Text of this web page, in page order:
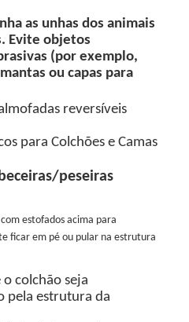
as unhas dos animais
Evite objetos
(por exemplo,
mantas ou capas para
reversíveis
para Colchões e Camas
peseiras
estofados acima para
ficar em pé ou pular na estrutura
o colchão seja
pela estrutura da